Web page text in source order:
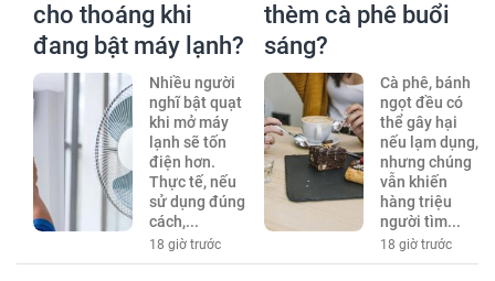
cho thoáng khi
đang bật máy lạnh?
Nhiều người
nghĩ bật quạt
khi mở máy
lạnh sẽ tốn
điện hơn.
Thực tế, nếu
sử dụng đúng
cách,...
18 giờ trước
thèm cà phê buổi
sáng?
Cà phê, bánh
ngọt đều có
thể gây hại
nếu lạm dụng,
nhưng chúng
vẫn khiến
hàng triệu
người tìm...
18 giờ trước